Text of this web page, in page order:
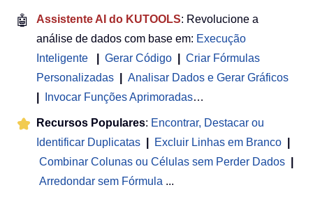
🤖 Assistente AI do KUTOOLS: Revolucione a
análise de dados com base em: Execução
Inteligente
Gerar Código
Criar Fórmulas
Personalizadas
Analisar Dados e Gerar Gráficos
Invocar Funções Aprimoradas…
Recursos Populares: Encontrar, Destacar ou
Identificar Duplicatas
Excluir Linhas em Branco
Combinar Colunas ou Células sem Perder Dados
Arredondar sem Fórmula ...